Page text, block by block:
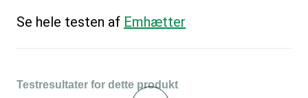
Se hele testen af Emhætter
Testresultater for dette produkt